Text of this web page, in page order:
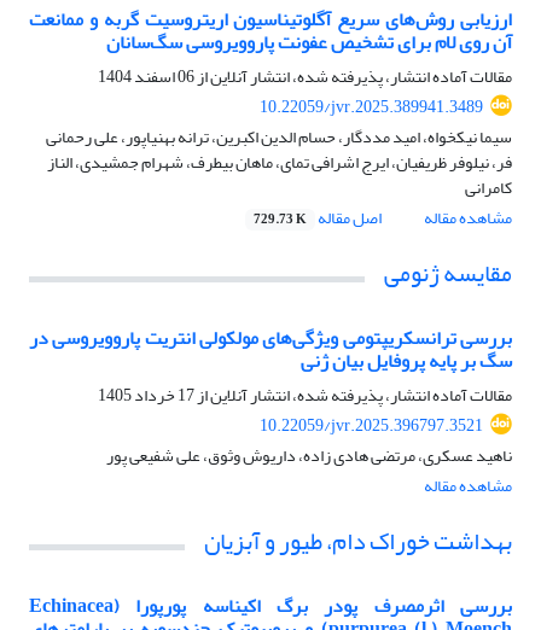
ارزیابی روش‌های سریع آگلوتیناسیون اریتروسیت گربه و ممانعت
آن روی لام برای تشخیص عفونت پاروویروسی سگ‌سانان
مقالات آماده انتشار، پذیرفته شده، انتشار آنلاین از06 اسفند 1404
10.22059/jvr.2025.389941.3489
سیما نیکخواه، امید مددگار، حسام الدین اکبرین، ترانه بهنیاپور، علی رحمانی
فر، نیلوفر ظریفیان، ایرج اشرافی تمای، ماهان بیطرف، شهرام جمشیدی، الناز
کامرانی
مشاهده مقاله
اصل مقاله 729.73 K
مقایسه ژنومی
بررسی ترانسکریپتومی ویژگی‌های مولکولی انتریت پاروویروسی در
سگ‌ بر پایه پروفایل بیان ژنی
مقالات آماده انتشار، پذیرفته شده، انتشار آنلاین از17 خرداد 1405
10.22059/jvr.2025.396797.3521
ناهید عسکری، مرتضی هادی زاده، داریوش وثوق، علی شفیعی پور
مشاهده مقاله
بهداشت خوراک دام، طیور و آبزیان
بررسی اثرمصرف پودر برگ اکیناسه پورپورا (Echinacea